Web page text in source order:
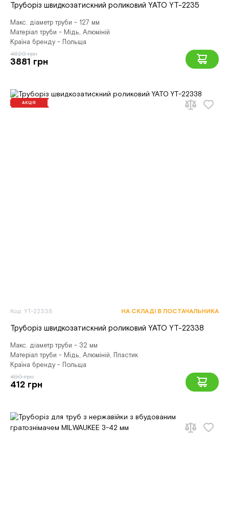
Труборіз швидкозатискний роликовий YATO YT-2235
Макс. діаметр труби - 127 мм
Матеріал труби - Мідь, Алюміній
Країна бренду - Польща
4620 грн
3881 грн
АКЦІЯ
Код: YT-22338 НА СКЛАДІ В ПОСТАЧАЛЬНИКА
Труборіз швидкозатискний роликовий YATO YT-22338
Макс. діаметр труби - 32 мм
Матеріал труби - Мідь, Алюміній, Пластик
Країна бренду - Польща
490 грн
412 грн